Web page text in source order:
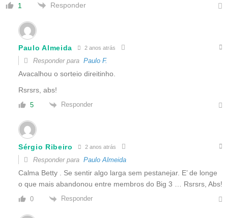
1 Responder
Paulo Almeida 2 anos atrás
Responder para Paulo F.
Avacalhou o sorteio direitinho.
Rsrsrs, abs!
5 Responder
Sérgio Ribeiro 2 anos atrás
Responder para Paulo Almeida
Calma Betty . Se sentir algo larga sem pestanejar. E’ de longe
o que mais abandonou entre membros do Big 3 … Rsrsrs, Abs!
0 Responder